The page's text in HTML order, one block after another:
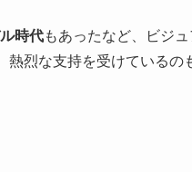
時代もあったなど、ビジ
熱烈な支持を受けているの